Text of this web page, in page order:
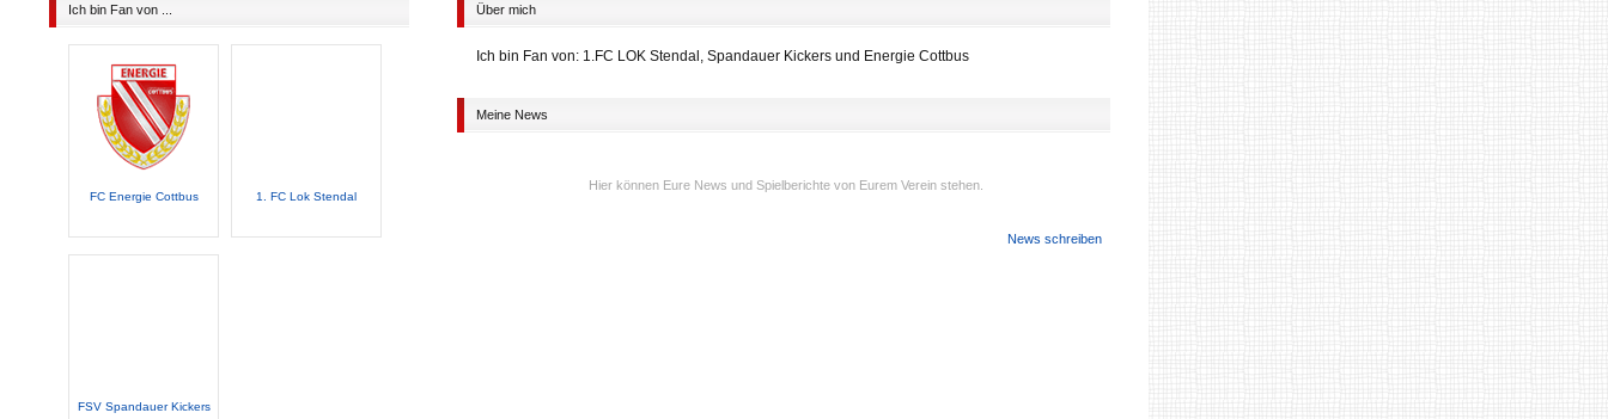
Ich bin Fan von ...
FC Energie Cottbus 1. FC Lok Stendal
FSV Spandauer Kickers
Über mich
Ich bin Fan von: 1.FC LOK Stendal, Spandauer Kickers und Energie Cottbus
Meine News
Hier können Eure News und Spielberichte von Eurem Verein stehen.
News schreiben